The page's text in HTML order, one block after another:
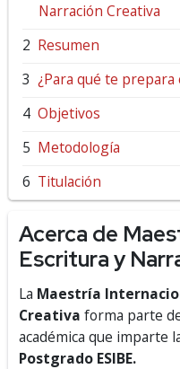
Narración Creativa
Resumen
¿Para qué te
Objetivos
Metodología
Titulación
Acerca de
Escritura y
La Maestría
Creativa forma parte
académica que imparte
Postgrado ESIBE.